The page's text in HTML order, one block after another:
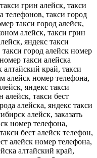
грин алейск, такси
телефонов, такси город
такси город алейск,
алейск, такси грин
яндекс такси
город алейск номер
такси алейска
алтайский край, такси
алейск номер телефона,
яндекс такси
алейск, такси бест
алейска, яндекс такси
алейск, заказать
номер телефона,
бест алейск телефон,
алейск номер телефона,
алтайский край,